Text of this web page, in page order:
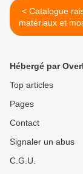
< Catalogue raisonné des
matériaux et mosaïques du
Museo di San
Hébergé par
Top articles
Pages
Contact
Signaler un abus
C.G.U.